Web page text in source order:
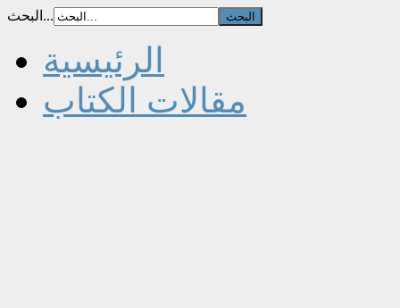
البحث...
الرئيسية
مقالات الكتاب